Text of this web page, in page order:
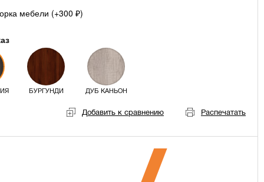
мебели (+300 ₽)
БУРГУНДИ ДУБ КАНЬОН
Добавить к сравнению Распечатать